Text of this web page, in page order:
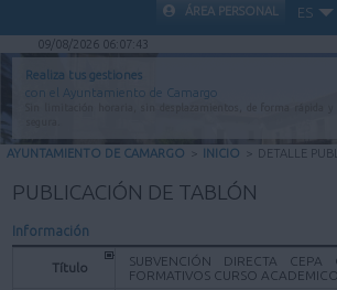
INICIO
INFORMACIÓN
CARPETA
VALIDACIÓN DE
ÁREA PERSONAL ES
09/08/2026 06:07:43
Realiza tus gestiones
con el Ayuntamiento de Camargo
AYUNTAMIENTO DE CAMARGO > INICIO > DETALLE
PUBLICACIÓN DE TABLÓN
Información
Título
SUBVENCIÓN DIRECTA CEPA
FORMATIVOS CURSO